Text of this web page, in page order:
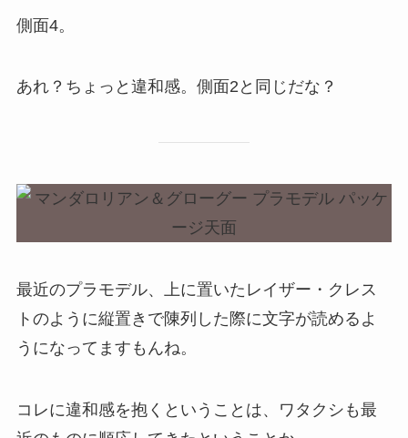
側面4。
あれ？ちょっと違和感。側面2と同じだな？
最近のプラモデル、上に置いたレイザー・クレス
トのように縦置きで陳列した際に文字が読めるよ
うになってますもんね。
コレに違和感を抱くということは、ワタクシも最